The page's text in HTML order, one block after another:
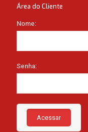
Área do Cliente
Nome:
Senha:
Acessar